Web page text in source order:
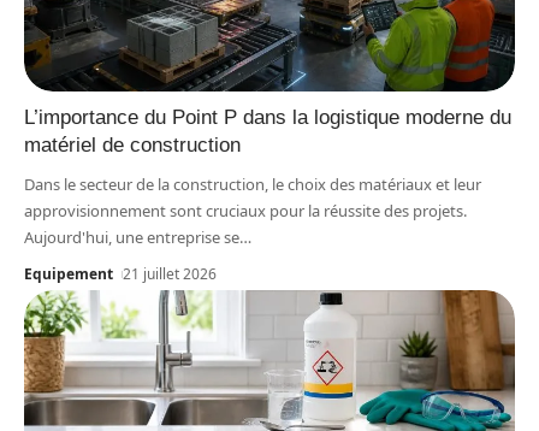
L’importance du Point P dans la logistique moderne du
matériel de construction
Dans le secteur de la construction, le choix des matériaux et leur
approvisionnement sont cruciaux pour la réussite des projets.
Aujourd'hui, une entreprise se…
Equipement 21 juillet 2026